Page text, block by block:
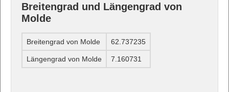
Breitengrad und Längengrad von
Molde
Breitengrad von Molde 62.737235
Längengrad von Molde 7.160731